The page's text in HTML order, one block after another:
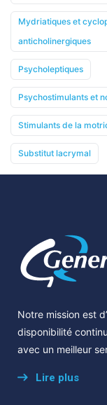
Mydriatiques et
anticholinergiques
Psycholeptiques
Psychostimulants et
Stimulants de la
Substitut lacrymal
Notre mission est
disponibilité
avec un meilleur
Lire plus